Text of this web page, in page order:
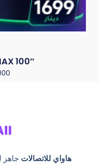
100″
هاواي للاتصالات جاهز